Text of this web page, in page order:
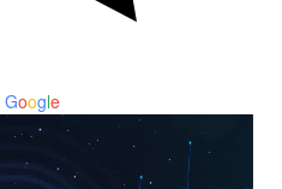
Google